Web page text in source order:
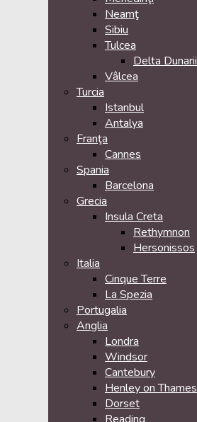
Neamţ
Sibiu
Tulcea
Delta Dunarii
Vâlcea
Turcia
Istanbul
Antalya
Franţa
Cannes
Spania
Barcelona
Grecia
Insula Creta
Rethymnon
Hersonissos
Italia
Cinque Terre
La Spezia
Portugalia
Anglia
Londra
Windsor
Cantebury
Henley on Thames
Dorset
Reading